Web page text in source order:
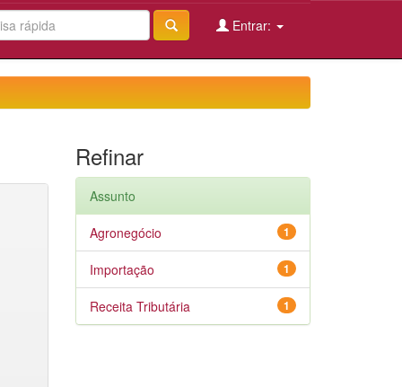
Entrar:
Refinar
Assunto
1
Agronegócio
1
Importação
1
Receita Tributária